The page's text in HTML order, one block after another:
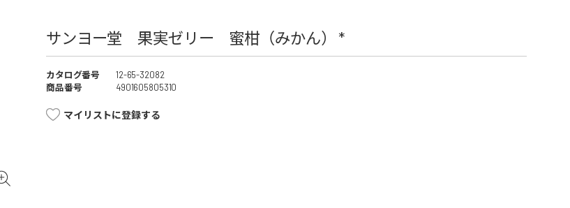
サンヨー堂 果実ゼリー 蜜柑（みかん） *
カタログ番号
12-65-32082
商品番号
4901605805310
マイリストに登録する